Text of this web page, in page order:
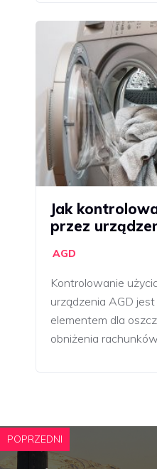
Jak
przez
AGD
Kontrolowanie
urządzenia AGD
elementem dla
obniżenia rachunków
POPRZEDNI